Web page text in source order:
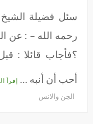
سئل فضيلة
رحمه الله – : عن
؟فأجاب قائلا :
أحب أن أنبه … إقرأ
الجن والانس